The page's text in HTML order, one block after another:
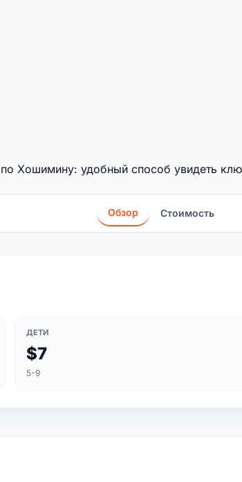
Хошимину: удобный способ увидеть
Обзор Стоимость
ДЕТИ
$7
5-9